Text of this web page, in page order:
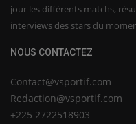
jour les différents matchs,
interviews des stars du
NOUS CONTACTEZ
Contact@vsportif.com
Redaction@vsportif.com
+225 2722518903